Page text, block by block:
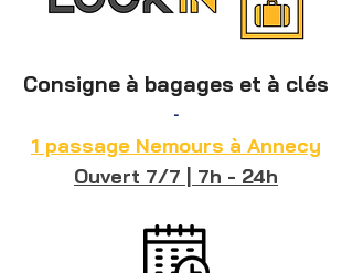
Consigne à bagages et à clés
-
1 passage Nemours à Annecy
Ouvert 7/7 | 7h - 24h